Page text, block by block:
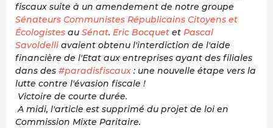
fiscaux suite à un amendement de notre groupe
Sénateurs Communistes Républicains Citoyens et
Écologistes au Sénat. Eric Bocquet et Pascal
Savoldelli avaient obtenu l'interdiction de l'aide
financière de l'Etat aux entreprises ayant des filiales
dans des #paradisfiscaux : une nouvelle étape vers la
lutte contre l'évasion fiscale !
Victoire de courte durée.
A midi, l'article est supprimé du projet de loi en
Commission Mixte Paritaire.